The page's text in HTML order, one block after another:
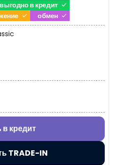
выгодно в кредит
обмен
в кредит
TRADE-IN